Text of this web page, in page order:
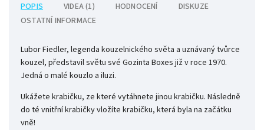
POPIS VIDEA (1) HODNOCENÍ
DISKUZE
OSTATNÍ INFORMACE
Lubor Fiedler, legenda kouzelnického světa a uznávaný tvůrce
kouzel, představil světu své Gozinta Boxes již v roce 1970.
Jedná o malé kouzlo a iluzi.
Ukážete krabičku, ze které vytáhnete jinou krabičku. Následně
do té vnitřní krabičky vložíte krabičku, která byla na začátku
vně!